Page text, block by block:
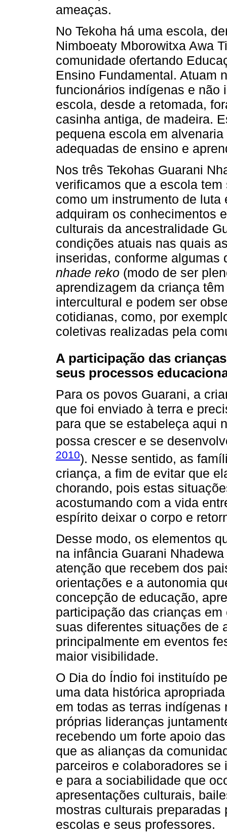
ameaças.
No Tekoha há uma escola,
Nimboeaty Mborowitxa Awa
comunidade ofertando
Ensino Fundamental. Atuam
funcionários indígenas e não
escola, desde a retomada,
casinha antiga, de madeira.
pequena escola em
adequadas de ensino e
Nos três Tekohas Guarani
verificamos que a escola
como um instrumento de
adquiram os conhecimentos
culturais da ancestralidade
condições atuais nas quais
inseridas, conforme algumas
nhade reko (modo de ser
aprendizagem da criança
intercultural e podem ser
cotidianas, como, por
coletivas realizadas pela
A participação das
seus processos
Para os povos Guarani, a
que foi enviado à terra e
para que se estabeleça aqui
possa crescer e se
2010). Nesse sentido, as
criança, a fim de evitar que
chorando, pois estas
acostumando com a vida
espírito deixar o corpo e
Desse modo, os elementos
na infância Guarani
atenção que recebem dos
orientações e a autonomia
concepção de educação,
participação das crianças
suas diferentes situações de
principalmente em eventos
maior visibilidade.
O Dia do Índio foi instituído
uma data histórica
em todas as terras indígenas
próprias lideranças
recebendo um forte apoio
que as alianças da
parceiros e colaboradores
e para a sociabilidade que
apresentações culturais,
mostras culturais
escolas e seus professores.